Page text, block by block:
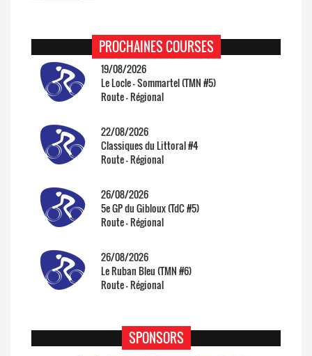
PROCHAINES COURSES
19/08/2026
Le Locle - Sommartel (TMN #5)
Route - Régional
22/08/2026
Classiques du Littoral #4
Route - Régional
26/08/2026
5e GP du Gibloux (TdC #5)
Route - Régional
26/08/2026
Le Ruban Bleu (TMN #6)
Route - Régional
SPONSORS